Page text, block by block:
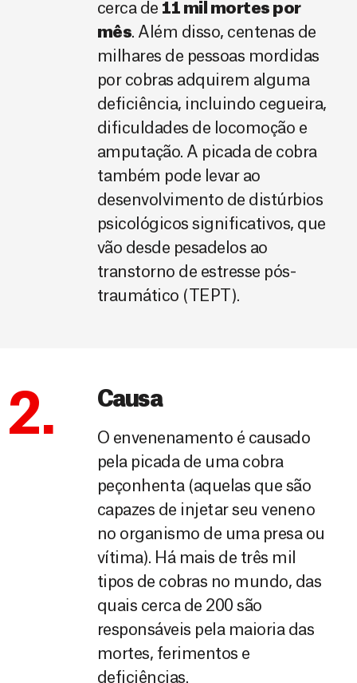
cerca de 11 mil mortes por
mês. Além disso, centenas de
milhares de pessoas mordidas
por cobras adquirem alguma
deficiência, incluindo cegueira,
dificuldades de locomoção e
amputação. A picada de cobra
também pode levar ao
desenvolvimento de distúrbios
psicológicos significativos, que
vão desde pesadelos ao
transtorno de estresse pós-
traumático (TEPT).
2. Causa
O envenenamento é causado
pela picada de uma cobra
peçonhenta (aquelas que são
capazes de injetar seu veneno
no organismo de uma presa ou
vítima). Há mais de três mil
tipos de cobras no mundo, das
quais cerca de 200 são
responsáveis pela maioria das
mortes, ferimentos e
deficiências.